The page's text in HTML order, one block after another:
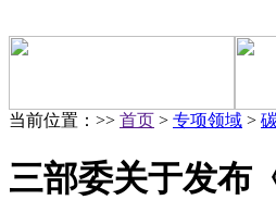
当前位置：>> 首页 > 专项领域 >
三部委关于发布